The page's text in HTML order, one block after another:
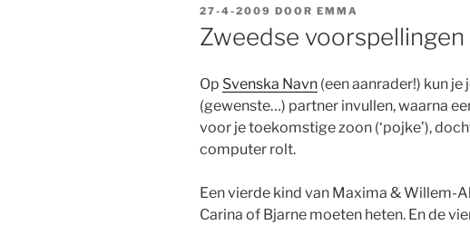
GEPLAATST
OP
27-4-2009 DOOR EMMA
Zweedse voorspellingen
Op Svenska Navn (een aanrader!) kun je
(gewenste…) partner invullen, waarna
voor je toekomstige zoon (‘pojke’),
computer rolt.
Een vierde kind van Maxima & Willem-
Carina of Bjarne moeten heten. En de